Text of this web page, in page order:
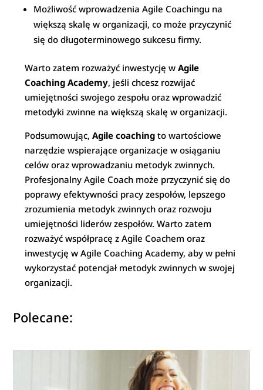
Możliwość wprowadzenia Agile Coachingu na
większą skalę w organizacji, co może przyczynić
się do długoterminowego sukcesu firmy.
Warto zatem rozważyć inwestycję wAgile
Coaching Academy, jeśli chcesz rozwijać
umiejętności swojego zespołu oraz wprowadzić
metodyki zwinne na większą skalę w organizacji.
Podsumowując,Agile coaching to wartościowe
narzędzie wspierające organizacje w osiąganiu
celów oraz wprowadzaniu metodyk zwinnych.
Profesjonalny Agile Coach może przyczynić się do
poprawy efektywności pracy zespołów, lepszego
zrozumienia metodyk zwinnych oraz rozwoju
umiejętności liderów zespołów. Warto zatem
rozważyć współpracę z Agile Coachem oraz
inwestycję w Agile Coaching Academy, aby w pełni
wykorzystać potencjał metodyk zwinnych w swojej
organizacji.
Polecane: